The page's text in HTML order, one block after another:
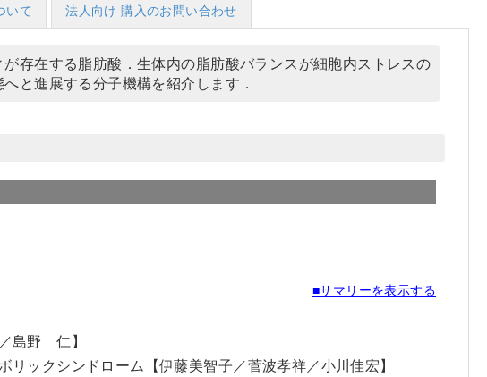
いて 法人向け 購入のお問い合わせ
存在する脂肪酸．生体内の脂肪酸バランスが細胞内ストレスの
と進展する分子機構を紹介します．
■サマリーを表示する
島野 仁】
ックシンドローム【伊藤美智子／菅波孝祥／小川佳宏】